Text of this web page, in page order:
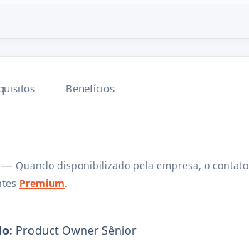
Benefícios
— Quando disponibilizado pela empresa, o
Premium.
Product Owner Sênior